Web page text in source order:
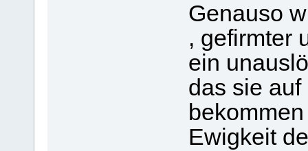
Genauso
, gefirmter
ein
das sie
Ewigkeit